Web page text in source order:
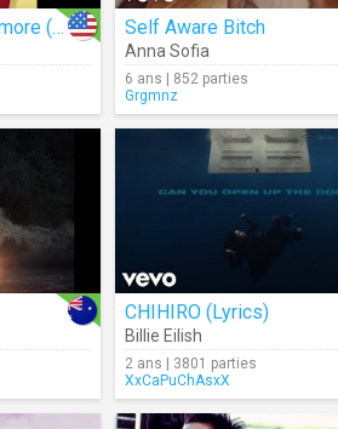
Idontwannabeyouanymore (Audio) Self Aware Bitch
Anna Sofia
6 ans | 852 parties
Grgmnz
CHIHIRO (Lyrics)
Billie Eilish
2 ans | 3801 parties
XxCaPuChAsxX